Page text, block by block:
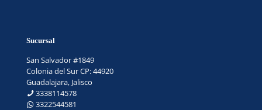
Sucursal
San Salvador #1849
Colonia del Sur CP: 44920
Guadalajara, Jalisco
3338114578
3322544581